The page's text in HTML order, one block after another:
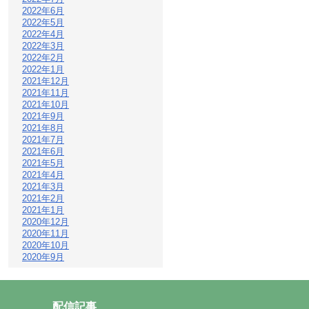
2022年6月
2022年5月
2022年4月
2022年3月
2022年2月
2022年1月
2021年12月
2021年11月
2021年10月
2021年9月
2021年8月
2021年7月
2021年6月
2021年5月
2021年4月
2021年3月
2021年2月
2021年1月
2020年12月
2020年11月
2020年10月
2020年9月
配信記事